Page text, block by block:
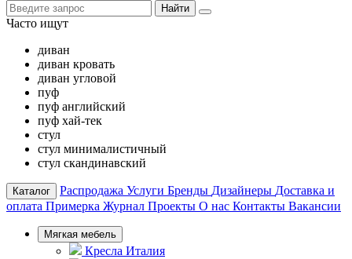
Найти
Часто ищут
диван
диван кровать
диван угловой
пуф
пуф английский
пуф хай-тек
стул
стул минималистичный
стул скандинавский
Каталог Распродажа Услуги Бренды Дизайнеры Доставка и
оплата Примерка Журнал Проекты О нас Контакты Вакансии
Мягкая мебель
Кресла Италия